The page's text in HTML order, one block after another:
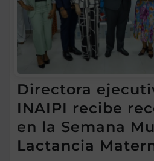
Directora
INAIPI recibe
en la Semana
Lactancia